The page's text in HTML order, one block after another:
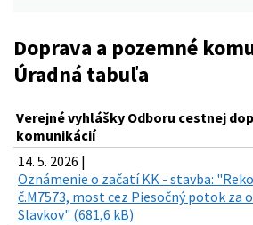
Doprava a pozemné
Úradná tabuľa
Verejné vyhlášky Odboru cestnej
komunikácií
14. 5. 2026 |
Oznámenie o začatí KK - stavba:
č.M7573, most cez Piesočný potok za
Slavkov" (681,6 kB)